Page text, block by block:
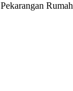
Pekarangan